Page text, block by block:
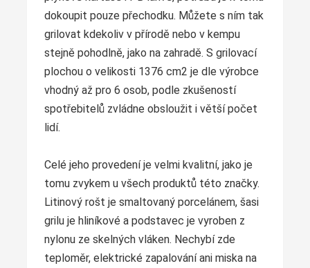
dokoupit pouze přechodku. Můžete s ním tak
grilovat kdekoliv v přírodě nebo v kempu
stejně pohodlně, jako na zahradě. S grilovací
plochou o velikosti 1376 cm2 je dle výrobce
vhodný až pro 6 osob, podle zkušeností
spotřebitelů zvládne obsloužit i větší počet
lidí.
Celé jeho provedení je velmi kvalitní, jako je
tomu zvykem u všech produktů této značky.
Litinový rošt je smaltovaný porcelánem, šasi
grilu je hliníkové a podstavec je vyroben z
nylonu ze skelných vláken. Nechybí zde
teploměr, elektrické zapalování ani miska na